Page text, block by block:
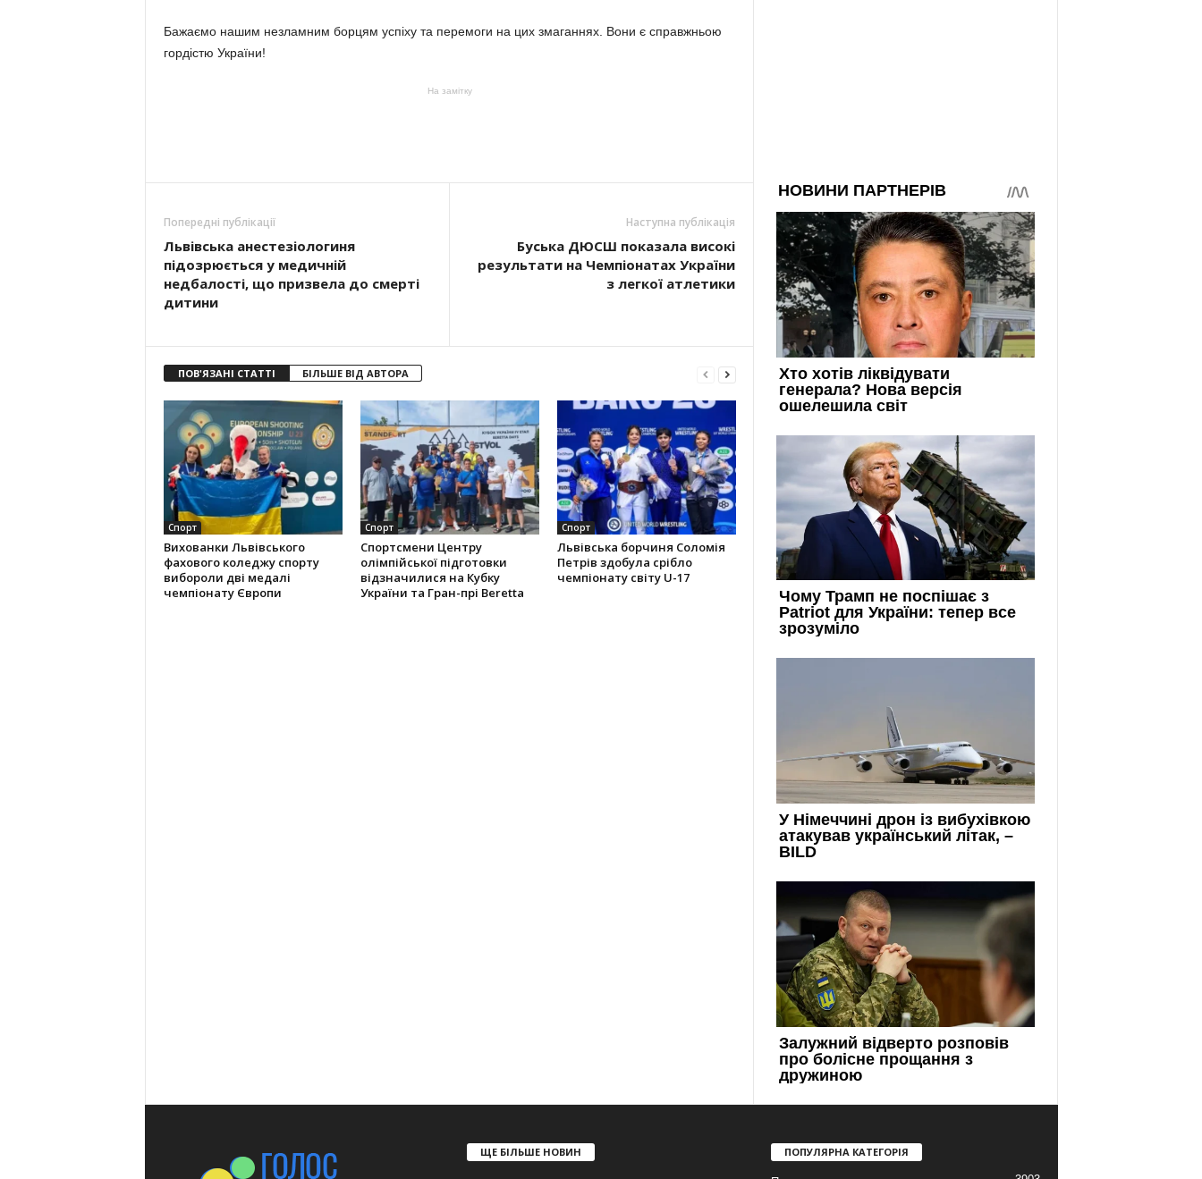
Бажаємо нашим незламним борцям успіху та перемоги на цих змаганнях. Вони є справжньою
гордістю України!
На замітку
Попередні публікації
Львівська анестезіологиня
підозрюється у медичній
недбалості, що призвела до смерті
дитини
Наступна публікація
Буська ДЮСШ показала високі
результати на Чемпіонатах України
з легкої атлетики
ПОВ'ЯЗАНІ СТАТТІ БІЛЬШЕ ВІД АВТОРА
Спорт
Вихованки Львівського
фахового коледжу спорту
вибороли дві медалі
чемпіонату Європи
Спорт
Спортсмени Центру
олімпійської підготовки
відзначилися на Кубку
України та Гран-прі Beretta
Спорт
Львівська борчиня Соломія
Петрів здобула срібло
чемпіонату світу U-17
ЩЕ БІЛЬШЕ НОВИН ПОПУЛЯРНА КАТЕГОРІЯ